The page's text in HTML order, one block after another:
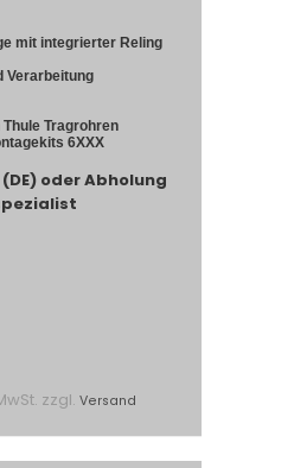
mit integrierter Reling
Verarbeitung
Tragrohren
6XXX
oder Abholung
zzgl. Versand